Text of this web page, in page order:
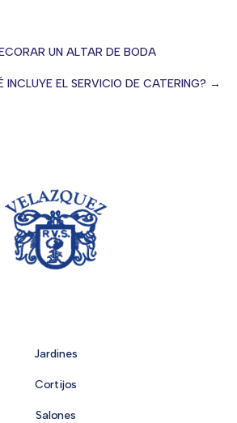
UN ALTAR DE BODA
INCLUYE EL SERVICIO DE CATERING? →
Jardines
Cortijos
Salones